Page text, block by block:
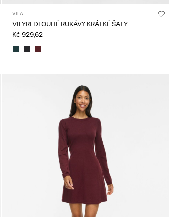
VILA
VILYRI DLOUHÉ RUKÁVY KRÁTKÉ ŠATY
Kč 929,62